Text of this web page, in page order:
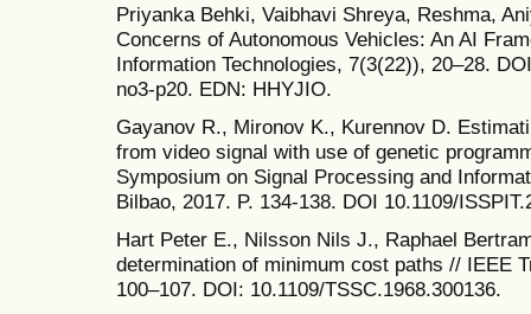
Priyanka Behki, Vaibhavi Shreya, Reshma,
Concerns of Autonomous Vehicles: An AI
Information Technologies, 7(3(22)), 20–28.
no3-p20. EDN: HHYJIO.
Gayanov R., Mironov K., Kurennov D.
from video signal with use of genetic
Symposium on Signal Processing and
Bilbao, 2017. P. 134-138. DOI 10.1109/
Hart Peter E., Nilsson Nils J., Raphael
determination of minimum cost paths // IEEE
100–107. DOI: 10.1109/TSSC.1968.300136.